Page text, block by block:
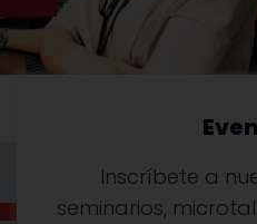
Inscríbete a
seminarios,